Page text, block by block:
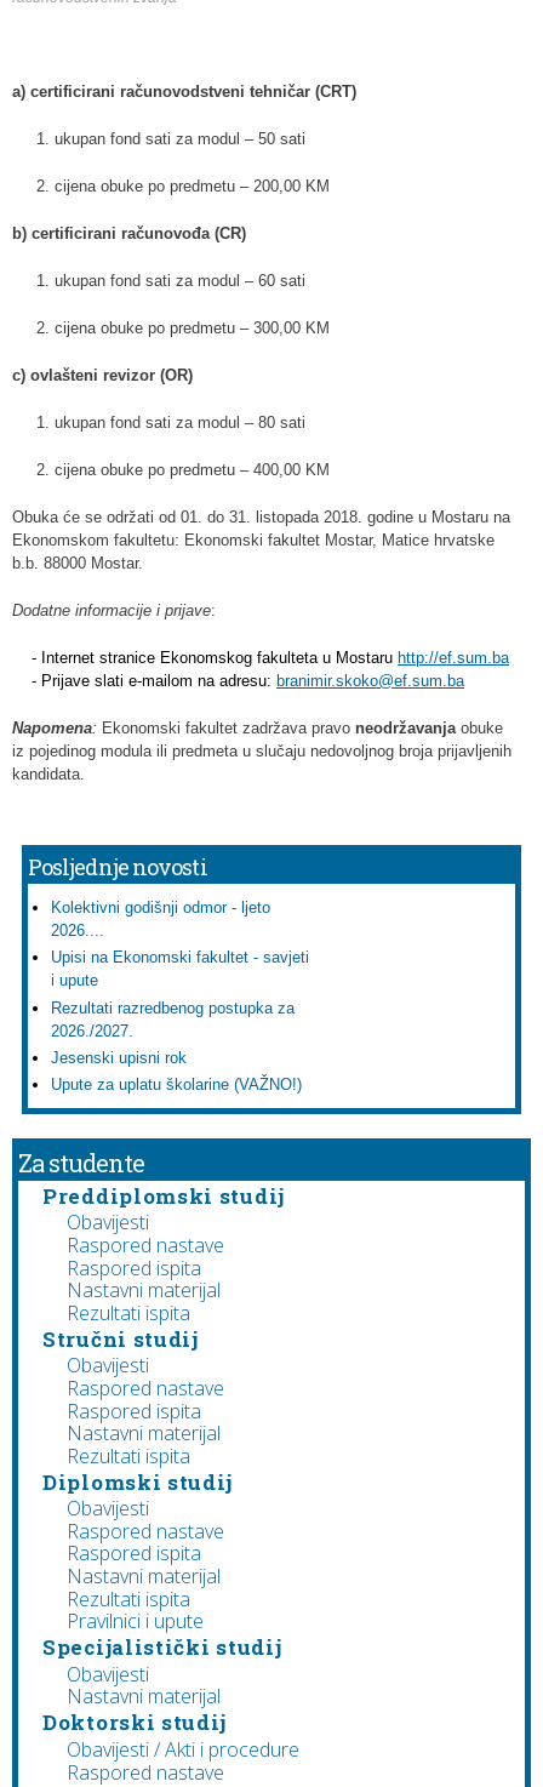
a) certificirani računovodstveni tehničar (CRT)
1. ukupan fond sati za modul – 50 sati
2. cijena obuke po predmetu – 200,00 KM
b) certificirani računovođa (CR)
1. ukupan fond sati za modul – 60 sati
2. cijena obuke po predmetu – 300,00 KM
c) ovlašteni revizor (OR)
1. ukupan fond sati za modul – 80 sati
2. cijena obuke po predmetu – 400,00 KM
Obuka će se održati od 01. do 31. listopada 2018. godine u Mostaru na
Ekonomskom fakultetu: Ekonomski fakultet Mostar, Matice hrvatske
b.b. 88000 Mostar.
Dodatne informacije i prijave:
    - Internet stranice Ekonomskog fakulteta u Mostaru
    - Prijave slati e-mailom na adresu:
branimir.skoko@ef.sum.ba
Napomena: Ekonomski fakultet zadržava pravo neodržavanjaobuke
iz pojedinog modula ili predmeta u slučaju nedovoljnog broja prijavljenih
kandidata.
Posljednje novosti
Kolektivni godišnji odmor - ljeto
2026....
Upisi na Ekonomski fakultet - savjeti
i upute
Rezultati razredbenog postupka za
2026./2027.
Jesenski upisni rok
Upute za uplatu školarine (VAŽNO!)
Za studente
Preddiplomski studij
Obavijesti
Raspored nastave
Raspored ispita
Nastavni materijal
Rezultati ispita
Stručni studij
Obavijesti
Raspored nastave
Raspored ispita
Nastavni materijal
Rezultati ispita
Diplomski studij
Obavijesti
Raspored nastave
Raspored ispita
Nastavni materijal
Rezultati ispita
Pravilnici i upute
Specijalistički studij
Obavijesti
Nastavni materijal
Doktorski studij
Obavijesti / Akti i procedure
Raspored nastave